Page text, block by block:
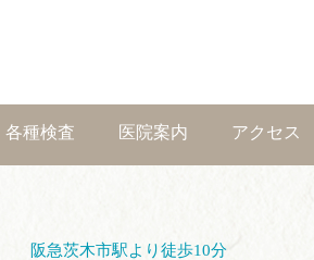
各種検査 医院案内 アクセス
阪急茨木市駅より徒歩10分